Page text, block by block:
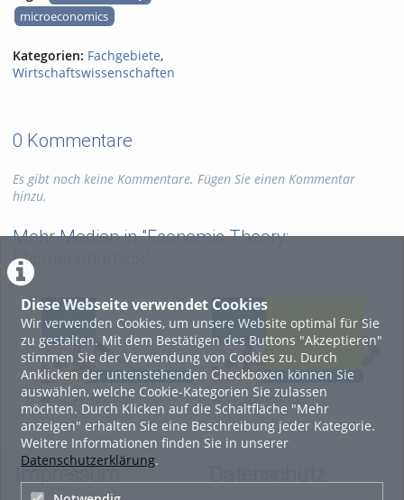
Diese Webseite verwendet Cookies
Wir verwenden Cookies, um unsere Website optimal für Sie
zu gestalten. Mit dem Bestätigen des Buttons "Akzeptieren"
stimmen Sie der Verwendung von Cookies zu. Durch
Anklicken der untenstehenden Checkboxen können Sie
auswählen, welche Cookie-Kategorien Sie zulassen
möchten. Durch Klicken auf die Schaltfläche "Mehr
anzeigen" erhalten Sie eine Beschreibung jeder Kategorie.
Weitere Informationen finden Sie in unserer
Datenschutzerklärung.
microeconomics
Kategorien: Fachgebiete,
Wirtschaftswissenschaften
0 Kommentare
Es gibt noch keine Kommentare. Fügen Sie einen Kommentar
hinzu.
Mehr Medien in "Economic Theory:
Microeconomics"
12 Vorlesung
03.02.2017
11 Vorlesung
27.01.2017
Impressum